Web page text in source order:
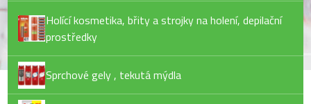
Holící kosmetika, břity a strojky na holení, depilační
prostředky
Sprchové gely , tekutá mýdla